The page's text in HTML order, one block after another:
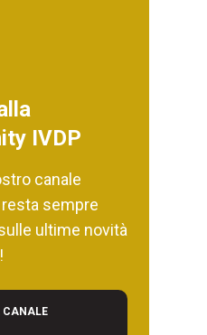
IVDP
canale
sempre
ultime novità
CANALE